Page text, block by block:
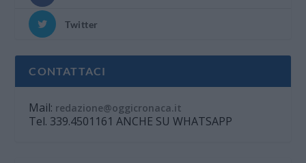
Twitter
CONTATTACI
Mail: redazione@oggicronaca.it
Tel. 339.4501161 ANCHE SU WHATSAPP